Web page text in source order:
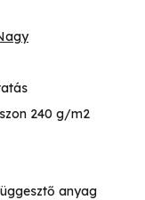
240 g/m2
anyag